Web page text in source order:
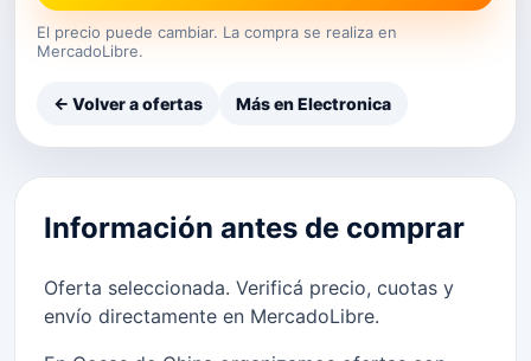
El precio puede cambiar. La compra se realiza en
MercadoLibre.
← Volver a ofertas Más en Electronica
Información antes de comprar
Oferta seleccionada. Verificá precio, cuotas y
envío directamente en MercadoLibre.